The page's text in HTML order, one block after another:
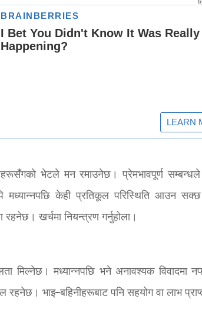
भेटले मन रमाउनेछ। प्रेमभावपूर्ण
मध्यान्नपछि केही प्रतिकूल परिस्थिति आउन
रहनेछ। खर्चमा नियन्त्रण गर्नुहोला।
मिल्नेछ। मध्यान्नपछि भने अनावश्यक विवादमा
भाइ–बहिनीहरूबाट पनि सहयोग वा लाभ